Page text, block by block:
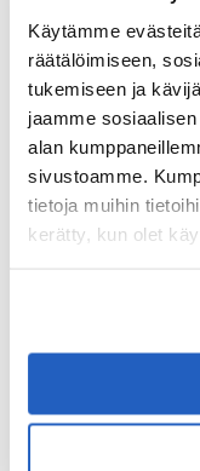
Käytämme
räätälöimiseen,
tukemiseen ja
jaamme
alan
sivustoamme.
tietoja muihin
kerätty, kun olet
(UI5/
Suunniteltuihin
myös seuraavat:
Erilaiset
roskakori
Erilaiset